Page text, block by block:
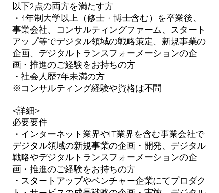
以下2点の両方を満たす方
・4年制大学以上（修士・博士含む）を卒業後、
事業会社、コンサルティングファーム、スタート
アップ等でデジタル領域の戦略策定、新規事業の
企画、デジタルトランスフォーメーションの企
画・推進のご経験をお持ちの方
・社会人歴7年未満の方
※コンサルティング経験や資格は不問
<詳細>
必要要件
・インターネット業界やIT業界を含む事業会社で
デジタル領域の新規事業の企画・開発、デジタル
戦略やデジタルトランスフォーメーションの企
画・推進のご経験をお持ちの方
・スタートアップやベンチャー企業にてプロダク